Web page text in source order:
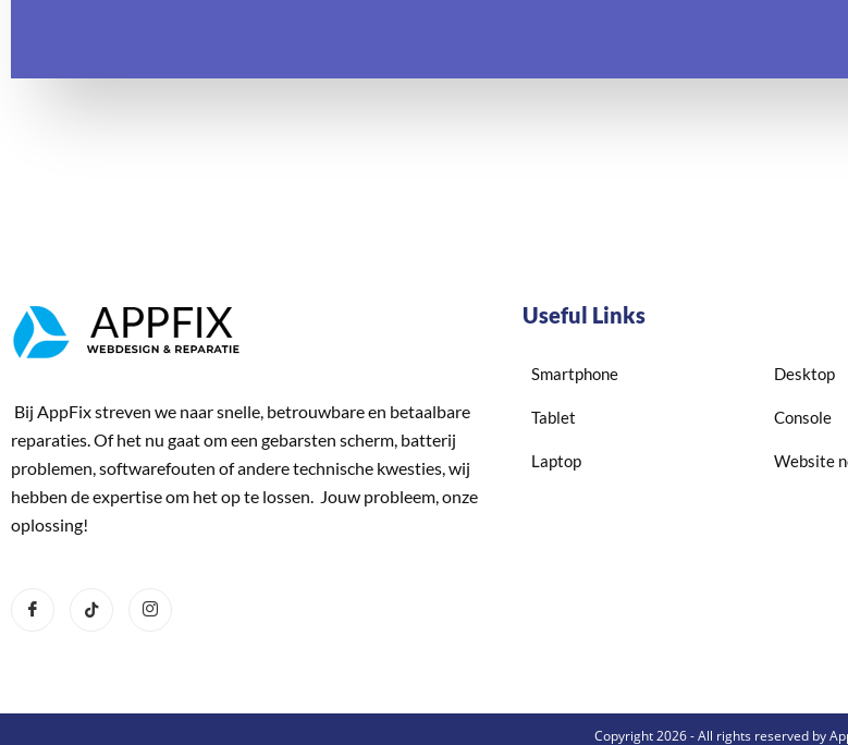
Bij AppFix streven we naar snelle, betrouwbare en betaalbare
reparaties. Of het nu gaat om een gebarsten scherm, batterij
problemen, softwarefouten of andere technische kwesties, wij
hebben de expertise om het op te lossen. Jouw probleem, onze
oplossing!
Useful Links
Smartphone
Tablet
Laptop
Desktop
Console
Website
Copyright 2026 - All rights reserved by